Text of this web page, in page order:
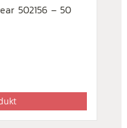
502156 – 50